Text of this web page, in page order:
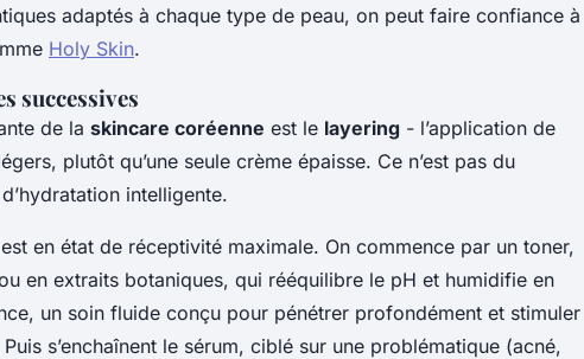
adaptés à chaque type de peau, on peut faire confiance à
Holy Skin.
successives
de la skincare coréenne est le layering - l’application de
plutôt qu’une seule crème épaisse. Ce n’est pas du
intelligente.
en état de réceptivité maximale. On commence par un toner,
en extraits botaniques, qui rééquilibre le pH et humidifie en
un soin fluide conçu pour pénétrer profondément et stimuler
s’enchaînent le sérum, ciblé sur une problématique (acné,